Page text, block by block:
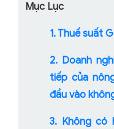
Mục Lục
1. Thuế suất
2. Doanh
tiếp của
đầu vào
3. Không có